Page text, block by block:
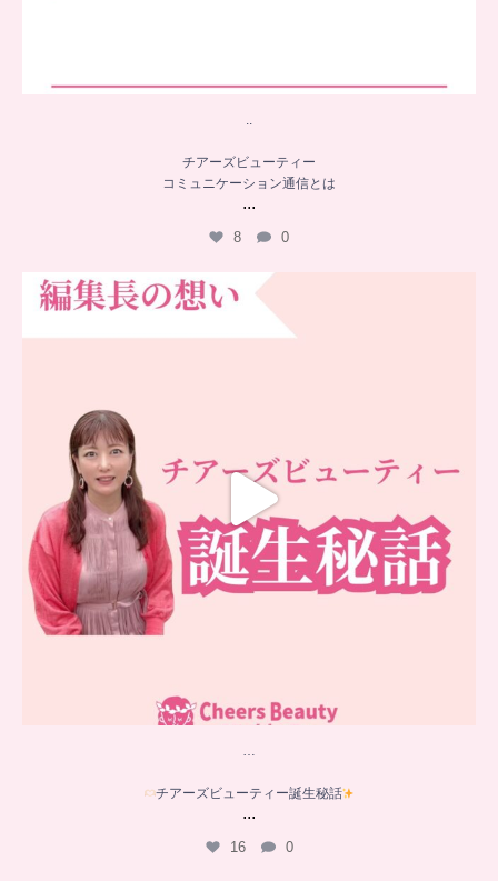
..
チアーズビューティー
コミュニケーション通信とは
...
8 0
チアーズビューティー誕生秘話
…
チアーズビューティー誕生秘話
...
16 0